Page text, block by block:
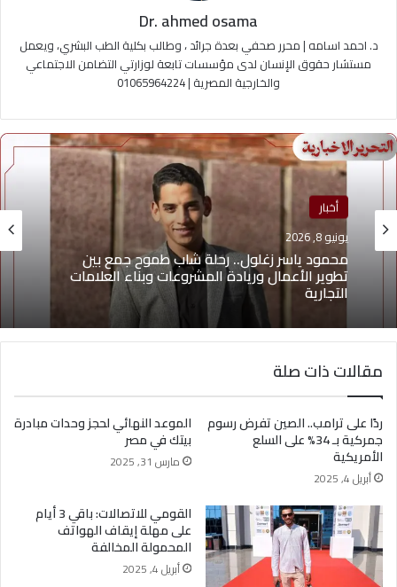
Dr. ahmed osama
د. احمد اسامه | محرر صحفي بعدة جرائد ، وطالب بكلية الطب البشري، ويعمل
مستشار حقوق الإنسان لدى مؤسسات تابعة لوزارتي التضامن الاجتماعي
والخارجية المصرية | 01065964224
أخبار
يونيو 8, 2026
محمود ياسر زغلول.. رحلة شاب طموح جمع بين
تطوير الأعمال وريادة المشروعات وبناء العلامات
التجارية
منوعات
يونيو 4, 2026
يوسف أيمن درويش.. عقلية بيعية شابة تقود التغيير
وتؤهل الشباب لسوق العمل2026
مقالات ذات صلة
ردًا على ترامب.. الصين تفرض رسوم
جمركية بـ 34% على السلع
الأمريكية
أبريل 4, 2025
الموعد النهائي لحجز وحدات مبادرة
بيتك في مصر
مارس 31, 2025
القومي للاتصالات: باقي 3 أيام
على مهلة إيقاف الهواتف
المحمولة المخالفة
أبريل 4, 2025